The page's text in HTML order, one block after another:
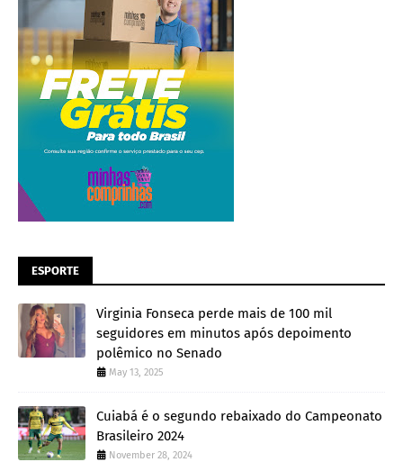
ESPORTE
Virginia Fonseca perde mais de 100 mil
seguidores em minutos após depoimento
polêmico no Senado
May 13, 2025
Cuiabá é o segundo rebaixado do Campeonato
Brasileiro 2024
November 28, 2024